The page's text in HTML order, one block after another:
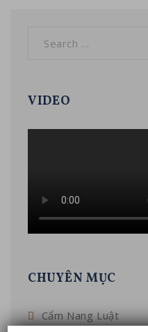
VIDEO
CHUYÊN MỤC
Cẩm Nang Luật